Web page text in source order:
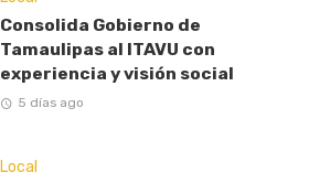
Consolida Gobierno de
Tamaulipas al ITAVU con
experiencia y visión social
5 días ago
Local